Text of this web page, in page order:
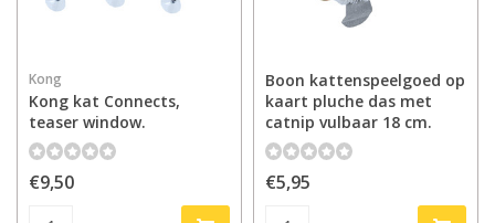
Kong
Kong kat Connects,
teaser window.
€9,50
Boon kattenspeelgoed op
kaart pluche das met
catnip vulbaar 18 cm.
€5,95